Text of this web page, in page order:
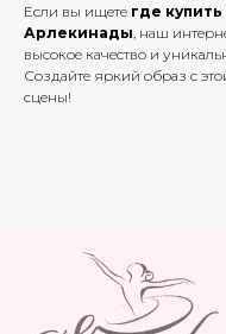
Если вы ищете где
Арлекинады , наш
высокое качество и
Создайте яркий образ с
сцены!